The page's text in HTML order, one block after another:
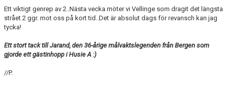
Ett viktigt genrep av 2..Nästa vecka möter vi Vellinge som dragit det längsta
strået 2 ggr. mot oss på kort tid..Det är absolut dags för revansch kan jag
tycka!
Ett stort tack till Jarand, den 36-årige målvaktslegenden från Bergen som
gjorde ett gästinhopp i Husie A :)
//P.